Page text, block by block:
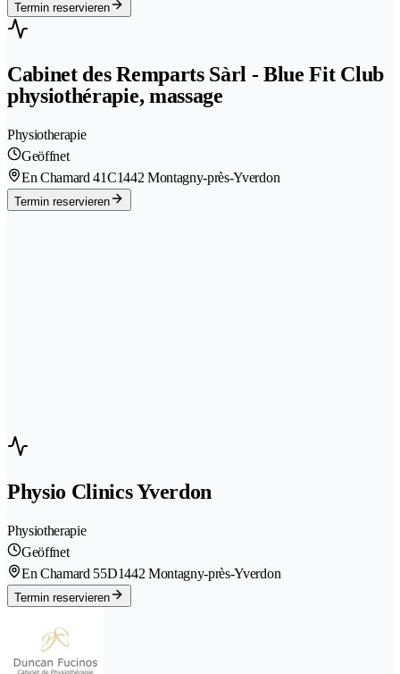
Termin reservieren
Cabinet des Remparts Sàrl - Blue Fit Club
physiothérapie, massage
Physiotherapie
Geöffnet
En Chamard 41C1442 Montagny-près-Yverdon
Termin reservieren
Physio Clinics Yverdon
Physiotherapie
Geöffnet
En Chamard 55D1442 Montagny-près-Yverdon
Termin reservieren